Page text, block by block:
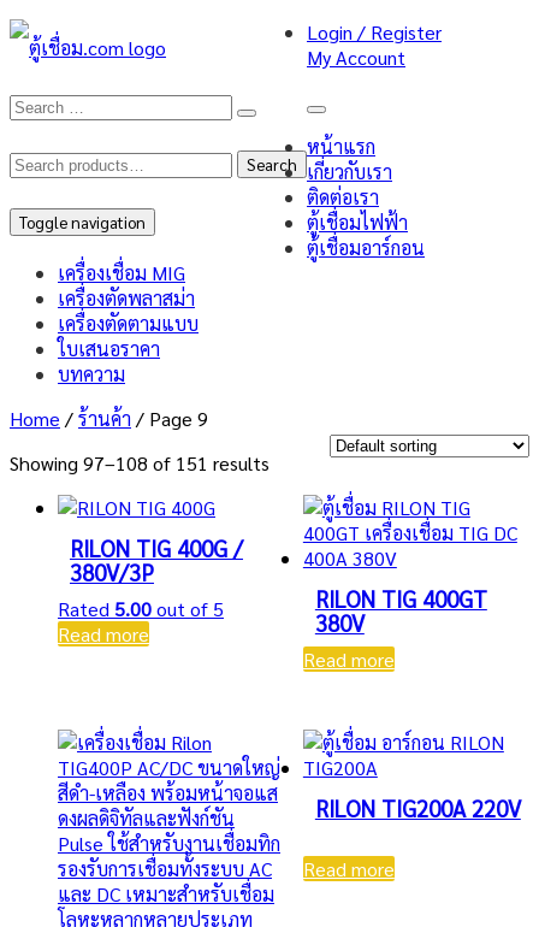
Search
for:
Search
Toggle navigation
Login / Register
My Account
หน้าแรก
เกี่ยวกับเรา
ติดต่อเรา
ตู้เชื่อมไฟฟ้า
ตู้เชื่อมอาร์กอน
เครื่องเชื่อม MIG
เครื่องตัดพลาสม่า
เครื่องตัดตามแบบ
ใบเสนอราคา
บทความ
Home /ร้านค้า / Page 9
Showing 97–108 of 151 results
RILON TIG 400G /
380V/3P
Rated 5.00out of 5
Read more
RILON TIG 400GT
380V
Read more
RILON TIG200A 220V
Read more